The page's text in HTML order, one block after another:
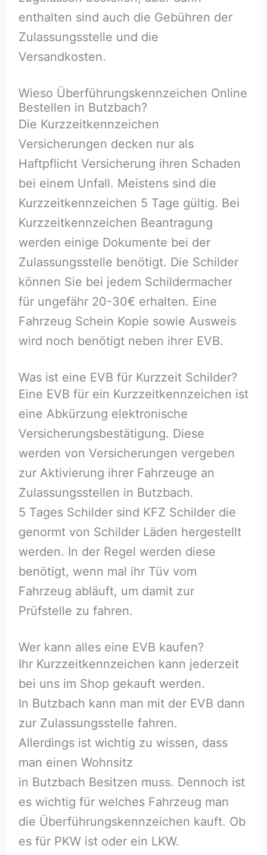
enthalten sind auch die Gebühren der
Zulassungsstelle und die
Versandkosten.
Wieso Überführungskennzeichen Online
Bestellen in Butzbach?
Die Kurzzeitkennzeichen
Versicherungen decken nur als
Haftpflicht Versicherung ihren Schaden
bei einem Unfall. Meistens sind die
Kurzzeitkennzeichen 5 Tage gültig. Bei
Kurzzeitkennzeichen Beantragung
werden einige Dokumente bei der
Zulassungsstelle benötigt. Die Schilder
können Sie bei jedem Schildermacher
für ungefähr 20-30€ erhalten. Eine
Fahrzeug Schein Kopie sowie Ausweis
wird noch benötigt neben ihrer EVB.
Was ist eine EVB für Kurzzeit Schilder?
Eine EVB für ein Kurzzeitkennzeichen ist
eine Abkürzung elektronische
Versicherungsbestätigung. Diese
werden von Versicherungen vergeben
zur Aktivierung ihrer Fahrzeuge an
Zulassungsstellen in Butzbach.
5 Tages Schilder sind KFZ Schilder die
genormt von Schilder Läden hergestellt
werden. In der Regel werden diese
benötigt, wenn mal ihr Tüv vom
Fahrzeug abläuft, um damit zur
Prüfstelle zu fahren.
Wer kann alles eine EVB kaufen?
Ihr Kurzzeitkennzeichen kann jederzeit
bei uns im Shop gekauft werden.
In Butzbach kann man mit der EVB dann
zur Zulassungsstelle fahren.
Allerdings ist wichtig zu wissen, dass
man einen Wohnsitz
in Butzbach Besitzen muss. Dennoch ist
es wichtig für welches Fahrzeug man
die Überführungskennzeichen kauft. Ob
es für PKW ist oder ein LKW.